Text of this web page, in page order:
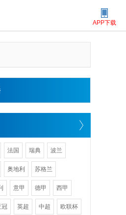
APP下载
法国 瑞典 波兰
奥地利 苏格兰
意甲 德甲 西甲
冠 英超 中超 欧联杯